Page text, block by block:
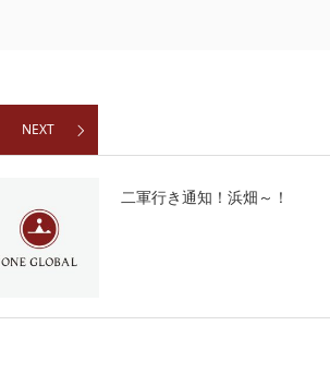
NEXT
二軍行き通知！浜畑～！